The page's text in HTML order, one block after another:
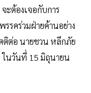
จะต้องเจอกับการ
รรคร่วมฝ่ายค้านอย่าง
ติต่อ นายชวน หลีกภัย
นวันที่ 15 มิถุนายน